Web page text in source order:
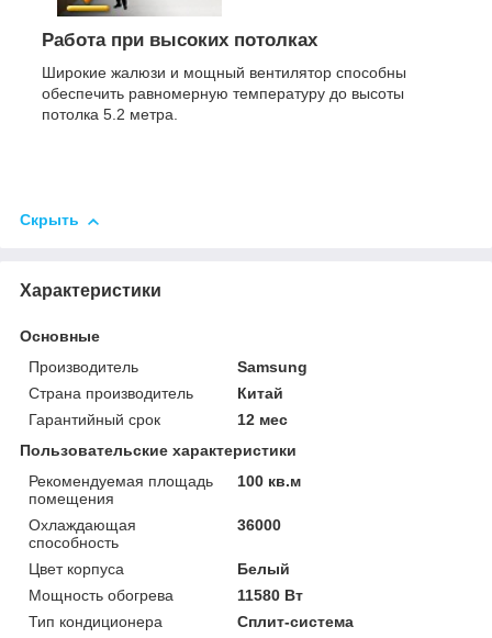
Работа при высоких потолках
Широкие жалюзи и мощный вентилятор способны
обеспечить равномерную температуру до высоты
потолка 5.2 метра.
Скрыть
Характеристики
Основные
Производитель
Samsung
Страна производитель
Китай
Гарантийный срок
12 мес
Пользовательские характеристики
Рекомендуемая площадь
помещения
100 кв.м
Охлаждающая
способность
36000
Цвет корпуса
Белый
Мощность обогрева
11580 Вт
Тип кондиционера
Сплит-система